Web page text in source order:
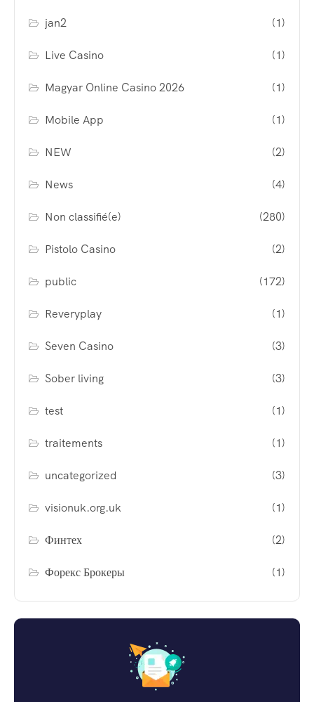
jan2 (1)
Live Casino (1)
Magyar Online Casino 2026 (1)
Mobile App (1)
NEW (2)
News (4)
Non classifié(e) (280)
Pistolo Casino (2)
public (172)
Reveryplay (1)
Seven Casino (3)
Sober living (3)
test (1)
traitements (1)
uncategorized (3)
visionuk.org.uk (1)
Финтех (2)
Форекс Брокеры (1)